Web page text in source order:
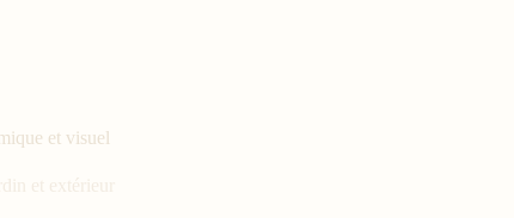
et visuel
et extérieur